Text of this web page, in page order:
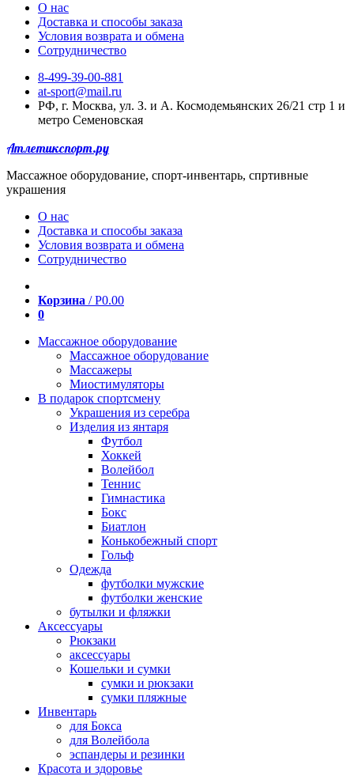
О нас
Доставка и способы заказа
Условия возврата и обмена
Сотрудничество
8-499-39-00-881
at-sport@mail.ru
РФ, г. Москва, ул. З. и А. Космодемьянских 26/21 стр 1 и
метро Семеновская
Атлетикспорт.ру
Массажное оборудование, спорт-инвентарь, спртивные
украшения
О нас
Доставка и способы заказа
Условия возврата и обмена
Сотрудничество
Корзина /Р0.00
0
Массажное оборудование
Массажное оборудование
Массажеры
Миостимуляторы
В подарок спортсмену
Украшения из серебра
Изделия из янтаря
Футбол
Хоккей
Волейбол
Теннис
Гимнастика
Бокс
Биатлон
Конькобежный спорт
Гольф
Одежда
футболки мужские
футболки женские
бутылки и фляжки
Аксессуары
Рюкзаки
аксессуары
Кошельки и сумки
сумки и рюкзаки
сумки пляжные
Инвентарь
для Бокса
для Волейбола
эспандеры и резинки
Красота и здоровье